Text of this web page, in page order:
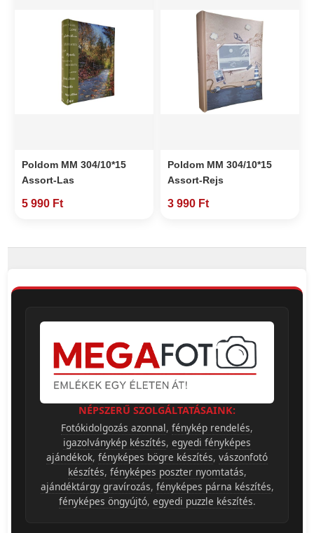
Poldom MM 304/10*15
Assort-Las
5 990 Ft
Poldom MM 304/10*15
Assort-Rejs
3 990 Ft
NÉPSZERŰ SZOLGÁLTATÁSAINK:
Fotókidolgozás azonnal, fénykép rendelés,
igazolványkép készítés, egyedi fényképes
ajándékok, fényképes bögre készítés, vászonfotó
készítés, fényképes poszter nyomtatás,
ajándéktárgy gravírozás, fényképes párna készítés,
fényképes öngyújtó, egyedi puzzle készítés.